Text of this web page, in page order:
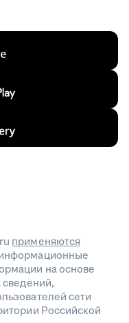
применяются
на основе
сведений,
сети
Российской